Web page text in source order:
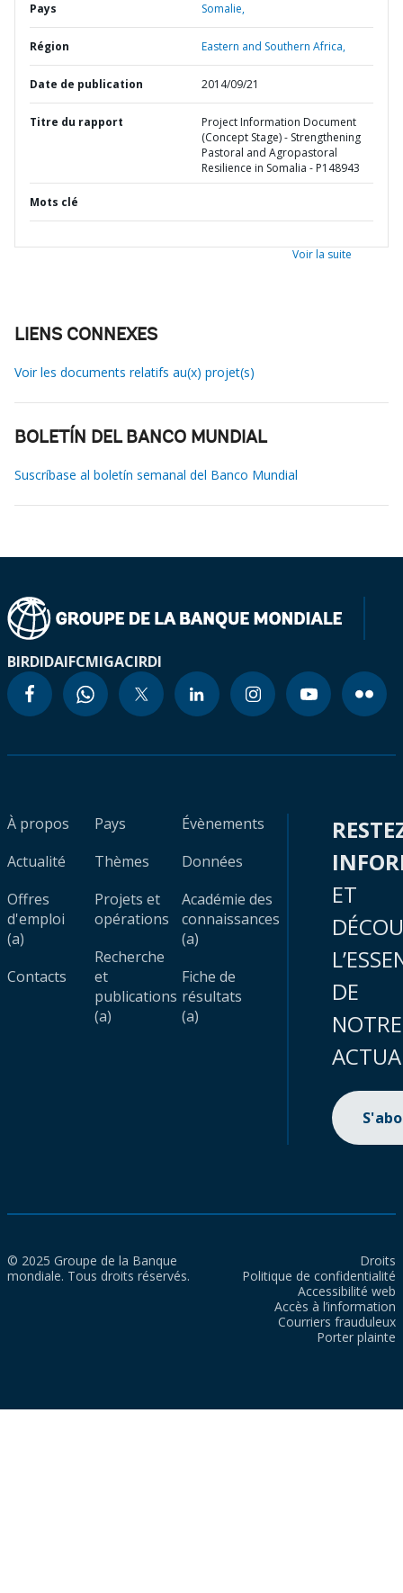
Pays Somalie,
Région Eastern and Southern Africa,
Date de publication 2014/09/21
Titre du rapport
Project Information Document
(Concept Stage) - Strengthening
Pastoral and Agropastoral
Resilience in Somalia - P148943
Mots clé
Voir la suite
LIENS CONNEXES
Voir les documents relatifs au(x) projet(s)
BOLETÍN DEL BANCO MUNDIAL
Suscríbase al boletín semanal del Banco Mundial
BIRDIDAIFCMIGACIRDI
À propos
Actualité
Offres
d'emploi
(a)
Contacts
Pays
Thèmes
Projets et
opérations
Recherche
et
publications
(a)
Évènements
Données
Académie des
connaissances
(a)
Fiche de
résultats
(a)
ET
DE
NOTRE
© 2025 Groupe de la Banque
mondiale. Tous droits réservés.
Droits
Politique de confidentialité
Accessibilité web
Accès à l’information
Courriers frauduleux
Porter plainte